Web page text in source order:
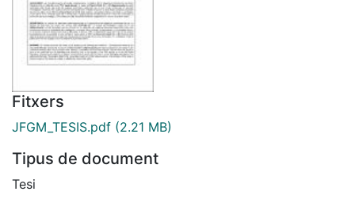
Fitxers
JFGM_TESIS.pdf (2.21 MB)
Tipus de document
Tesi